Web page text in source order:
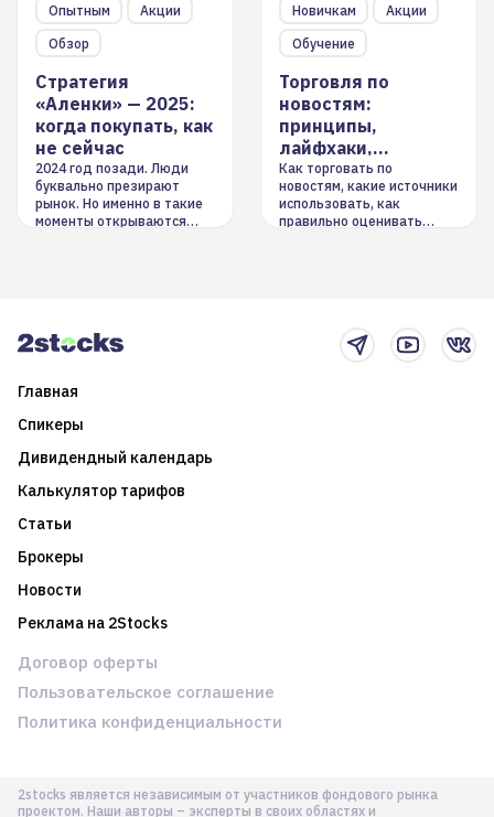
Опытным
Акции
Обзор
Стратегия
«Аленки» — 2025:
когда покупать, как
не сейчас
2024 год позади. Люди
буквально презирают
рынок. Но именно в такие
моменты открываются
Новичкам
Акции
Обучение
Торговля по
новостям:
принципы,
лайфхаки,
инструменты
Как торговать по
новостям, какие источники
использовать, как
правильно оценивать
Главная
Спикеры
Дивидендный календарь
Калькулятор тарифов
Статьи
Брокеры
Новости
Реклама на 2Stocks
2stocks является независимым от участников фондового рынка
проектом. Наши авторы – эксперты в своих областях и
Договор оферты
Пользовательское соглашение
Политика конфиденциальности